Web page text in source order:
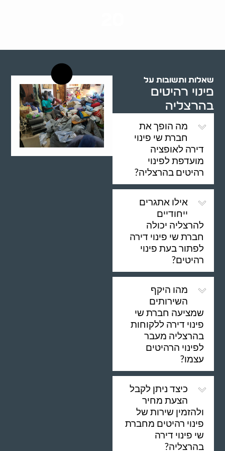
שאלות ותשובות על
פינוי רהיטים
בהרצליה
מה הופך את
חברת שי פינוי
דירה לאופציה
מועדפת לפינוי
רהיטים בהרצליה?
אילו אתגרים
ייחודיים
להרצליה יכולה
חברת שי פינוי דירה
לפתור בעת פינוי
רהיטים?
מהו היקף
השירותים
שמציעה חברת שי
פינוי דירה ללקוחות
בהרצליה מעבר
לפינוי הרהיטים
עצמו?
כיצד ניתן לקבל
הצעת מחיר
ולהזמין שירות של
פינוי רהיטים מחברת
שי פינוי דירה
בהרצליה?